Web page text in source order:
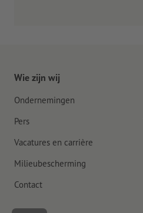
Wie zijn wij
Ondernemingen
Pers
Vacatures en carrière
Milieubescherming
Contact